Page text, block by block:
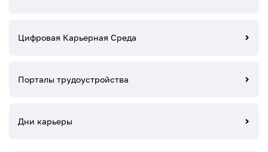
Цифровая Карьерная Среда
Порталы трудоустройства
Дни карьеры